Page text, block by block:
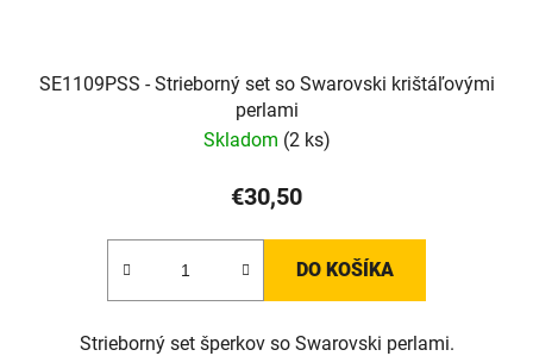
SE1109PSS - Strieborný set so Swarovski krištáľovými
perlami
Skladom (2 ks)
€30,50
DO KOŠÍKA
Strieborný set šperkov so Swarovski perlami.